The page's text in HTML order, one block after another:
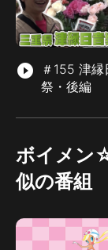
play_circle_filled
＃155 津縁
祭・後編
ボイメン
似の番組